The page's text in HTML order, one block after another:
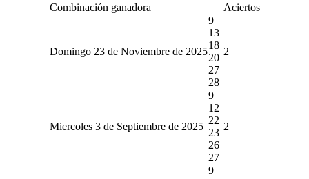
Combinación ganadora Aciertos
Domingo 23 de Noviembre de 2025
9
13
18
20
27
28
2
Miercoles 3 de Septiembre de 2025
9
12
22
23
26
27
2
9